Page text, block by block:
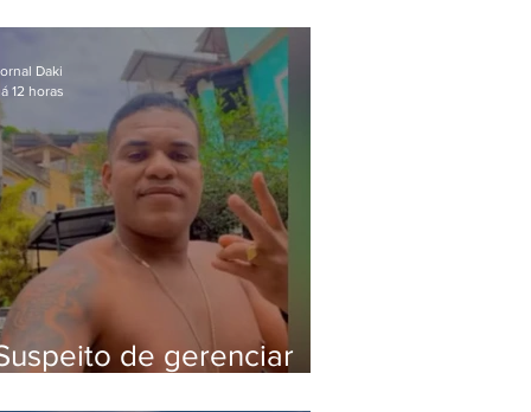
contra crianças
de gerenciar
Daki
12 horas